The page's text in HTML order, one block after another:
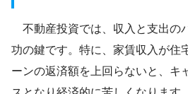
不動産投資では、収入と支出の
功の鍵です。特に、家賃収入が住
ーンの返済額を上回らないと、キ